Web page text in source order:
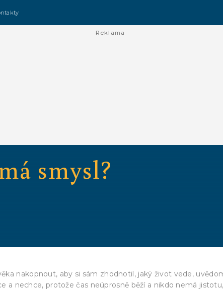
Reklama
smysl?
nakopnout, aby si sám zhodnotil, jaký život vede,
a nechce, protože čas neúprosně běží a nikdo nemá jistotu,